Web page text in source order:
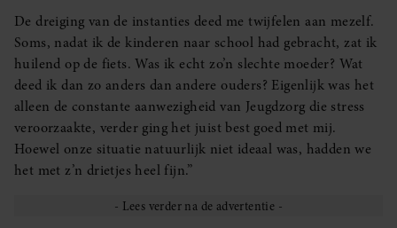
De dreiging van de instanties deed me twijfelen aan mezelf.
Soms, nadat ik de kinderen naar school had gebracht, zat ik
huilend op de fiets. Was ik echt zo’n slechte moeder? Wat
deed ik dan zo anders dan andere ouders? Eigenlijk was het
alleen de constante aanwezigheid van Jeugdzorg die stress
veroorzaakte, verder ging het juist best goed met mij.
Hoewel onze situatie natuurlijk niet ideaal was, hadden we
het met z’n drietjes heel fijn.”